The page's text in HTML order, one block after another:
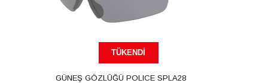
TÜKENDI
GÜNEŞ GÖZLÜĞÜ POLICE SPLA28